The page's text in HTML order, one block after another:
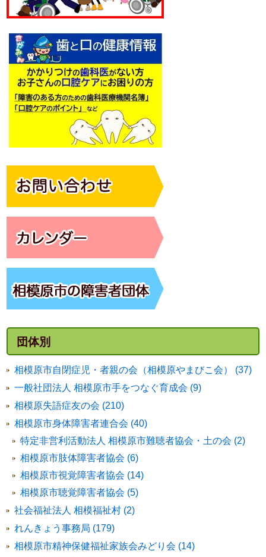
団体別
相模原市自閉症児・者親の会（相模原やまびこ会） (37)
一般社団法人 相模原市手をつなぐ育成会 (9)
相模原失語症友の会 (210)
相模原市身体障害者連合会 (40)
特定非営利活動法人 相模原市難聴者協会・土の会 (2)
相模原市肢体障害者協会 (6)
相模原市視覚障害者協会 (14)
相模原市聴覚障害者協会 (5)
社会福祉法人 相模福祉村 (2)
れんきょう事務局 (179)
相模原市精神保健福祉家族会みどり会 (14)